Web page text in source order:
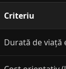
Criteriu
Durată de viață